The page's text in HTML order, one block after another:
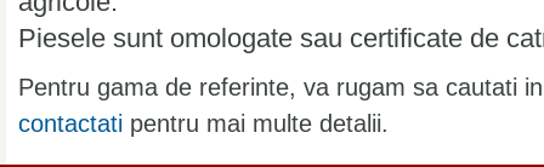
Piesele sunt omologate sau certificate de
Pentru gama de referinte, va rugam sa cautati
contactati pentru mai multe detalii.